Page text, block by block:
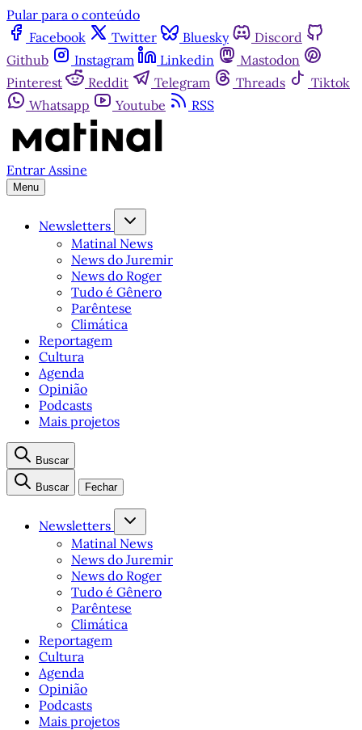
Pular para o conteúdo
Facebook
Twitter Bluesky
Discord
Github
Instagram Linkedin
Mastodon
Pinterest
Reddit Telegram Threads
Tiktok
Whatsapp
Youtube RSS
Entrar Assine
Menu
Newsletters
Matinal News
News do Juremir
News do Roger
Tudo é Gênero
Parêntese
Climática
Reportagem
Cultura
Agenda
Opinião
Podcasts
Mais projetos
Buscar
Buscar Fechar
Newsletters
Matinal News
News do Juremir
News do Roger
Tudo é Gênero
Parêntese
Climática
Reportagem
Cultura
Agenda
Opinião
Podcasts
Mais projetos